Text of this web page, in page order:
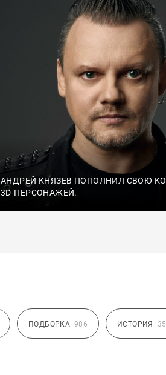
АНДРЕЙ КНЯЗЕВ ПОПОЛНИЛ СВОЮ
3D-ПЕРСОНАЖЕЙ.
ПОДБОРКА 986 ИСТОРИЯ